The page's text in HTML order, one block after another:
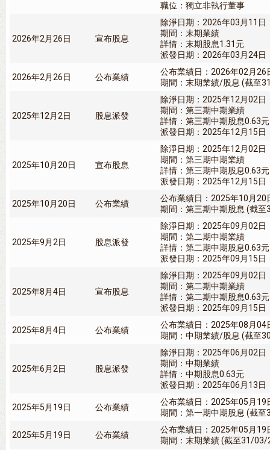
職位：獨立非執行董事
2026年2月26日 宣布股息
除淨日期：2026年03月11日
期間：末期業績
詳情：末期股息1.31元
派發日期：2026年03月24日
2026年2月26日 公布業績
公布業績日：2026年02月26
期間：末期業績/股息 (截至
2025年12月2日 股息派發
除淨日期：2025年12月02日
期間：第三期中期業績
詳情：第三期中期股息0.63元
派發日期：2025年12月15日
2025年10月20日 宣布股息
除淨日期：2025年12月02日
期間：第三期中期業績
詳情：第三期中期股息0.63元
派發日期：2025年12月15日
2025年10月20日 公布業績
公布業績日：2025年10月20
期間：第三期中期股息 (截
2025年9月2日 股息派發
除淨日期：2025年09月02日
期間：第二期中期業績
詳情：第二期中期股息0.63元
派發日期：2025年09月15日
2025年8月4日 宣布股息
除淨日期：2025年09月02日
期間：第二期中期業績
詳情：第二期中期股息0.63元
派發日期：2025年09月15日
2025年8月4日 公布業績
公布業績日：2025年08月04
期間：中期業績/股息 (截至
2025年6月2日 股息派發
除淨日期：2025年06月02日
期間：中期業績
詳情：中期股息0.63元
派發日期：2025年06月13日
2025年5月19日 公布業績
公布業績日：2025年05月19
期間：第一期中期股息 (截
2025年5月19日 公布業績
公布業績日：2025年05月19
期間：末期業績 (截至31/03/